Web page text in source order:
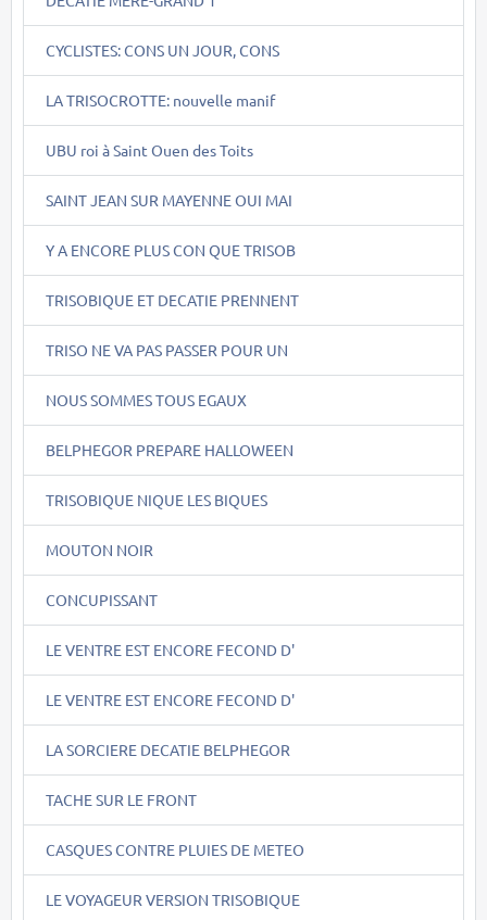
CYCLISTES: CONS UN JOUR, CONS
LA TRISOCROTTE: nouvelle manif
UBU roi à Saint Ouen des Toits
SAINT JEAN SUR MAYENNE OUI MAI
Y A ENCORE PLUS CON QUE TRISOB
TRISOBIQUE ET DECATIE PRENNENT
TRISO NE VA PAS PASSER POUR UN
NOUS SOMMES TOUS EGAUX
BELPHEGOR PREPARE HALLOWEEN
TRISOBIQUE NIQUE LES BIQUES
MOUTON NOIR
CONCUPISSANT
LE VENTRE EST ENCORE FECOND D'
LE VENTRE EST ENCORE FECOND D'
LA SORCIERE DECATIE BELPHEGOR
TACHE SUR LE FRONT
CASQUES CONTRE PLUIES DE METEO
LE VOYAGEUR VERSION TRISOBIQUE